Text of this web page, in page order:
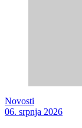
Novosti
06. srpnja 2026